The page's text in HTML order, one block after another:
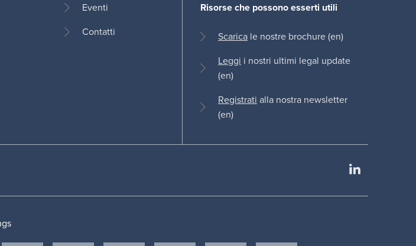
Eventi
Contatti
Risorse che possono esserti utili
Scarica le nostre brochure (en)
Leggi i nostri ultimi legal update
(en)
Registrati alla nostra newsletter
(en)